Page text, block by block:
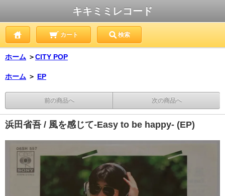
キキミミレコード
カート 検索
ホーム ＞CITY POP
ホーム ＞ EP
前の商品へ 次の商品へ
浜田省吾 / 風を感じて-Easy to be happy- (EP)